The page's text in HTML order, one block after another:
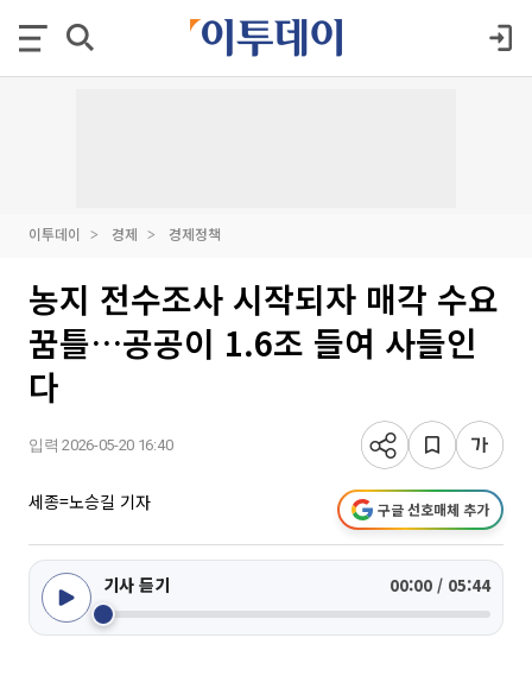
이투데이 경제 경제정책
농지 전수조사 시작되자 매각 수요
꿈틀…공공이 1.6조 들여 사들인
다
입력 2026-05-20 16:40
세종=노승길 기자 구글 선호매체 추가
기사 듣기 00:00 / 05:44